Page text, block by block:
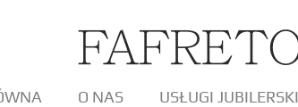
O NAS USŁUGI